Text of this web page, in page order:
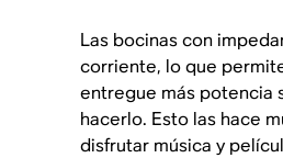
Las bocinas con
corriente, lo que
entregue más potencia
hacerlo. Esto las hace
disfrutar música y